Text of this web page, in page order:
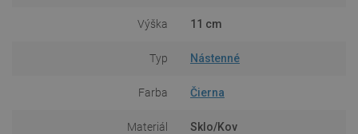
Výška 11 cm
Typ Nástenné
Farba Čierna
Materiál Sklo/Kov